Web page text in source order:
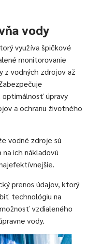
vody
využíva špičkové
monitorovanie
z vodných zdrojov až
úpravy
a ochranu životného
vodné zdroje sú
ich nákladovú
prenos údajov, ktorý
technológiu na
vzdialeného
vody.